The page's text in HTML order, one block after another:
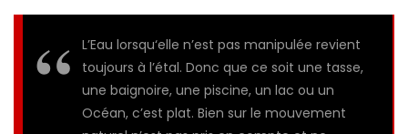
L’Eau lorsqu‘elle n’est pas manipulée revient
toujours à l’étal. Donc que ce soit une tasse,
une baignoire, une piscine, un lac ou un
Océan, c’est plat. Bien sur le mouvement